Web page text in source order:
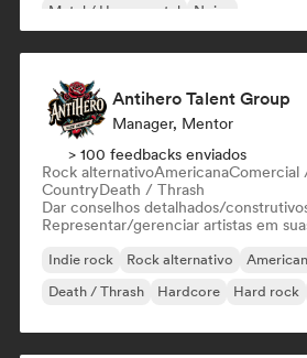
Metal / Heavy metal
Noise
Antihero Talent Group
Manager, Mentor
> 100 feedbacks enviados
Rock alternativoAmericanaComercial
CountryDeath / Thrash
Dar conselhos detalhados/
Representar/gerenciar artistas em
Indie rock Rock alternativo
Death / Thrash
Hardcore Hard rock